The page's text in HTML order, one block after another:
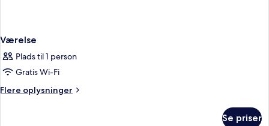
Værelse
Plads til 1 person
Gratis Wi-Fi
Flere oplysninger
Flere
Se priser